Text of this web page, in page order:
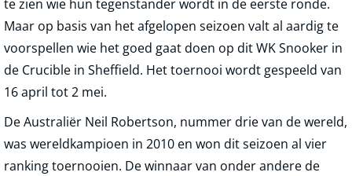
te zien wie hun tegenstander wordt in de eerste ronde.
Maar op basis van het afgelopen seizoen valt al aardig te
voorspellen wie het goed gaat doen op dit WK Snooker in
de Crucible in Sheffield. Het toernooi wordt gespeeld van
16 april tot 2 mei.
De Australiër Neil Robertson, nummer drie van de wereld,
was wereldkampioen in 2010 en won dit seizoen al vier
ranking toernooien. De winnaar van onder andere de